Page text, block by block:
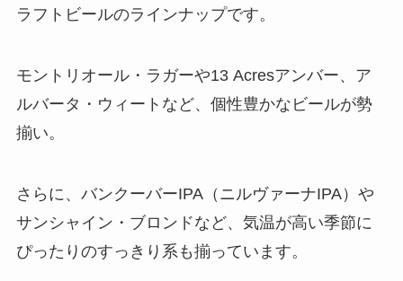
ラフトビールのラインナップです。
モントリオール・ラガーや13 Acresアンバー、ア
ルバータ・ウィートなど、個性豊かなビールが勢
揃い。
さらに、バンクーバーIPA（ニルヴァーナIPA）や
サンシャイン・ブロンドなど、気温が高い季節に
ぴったりのすっきり系も揃っています。